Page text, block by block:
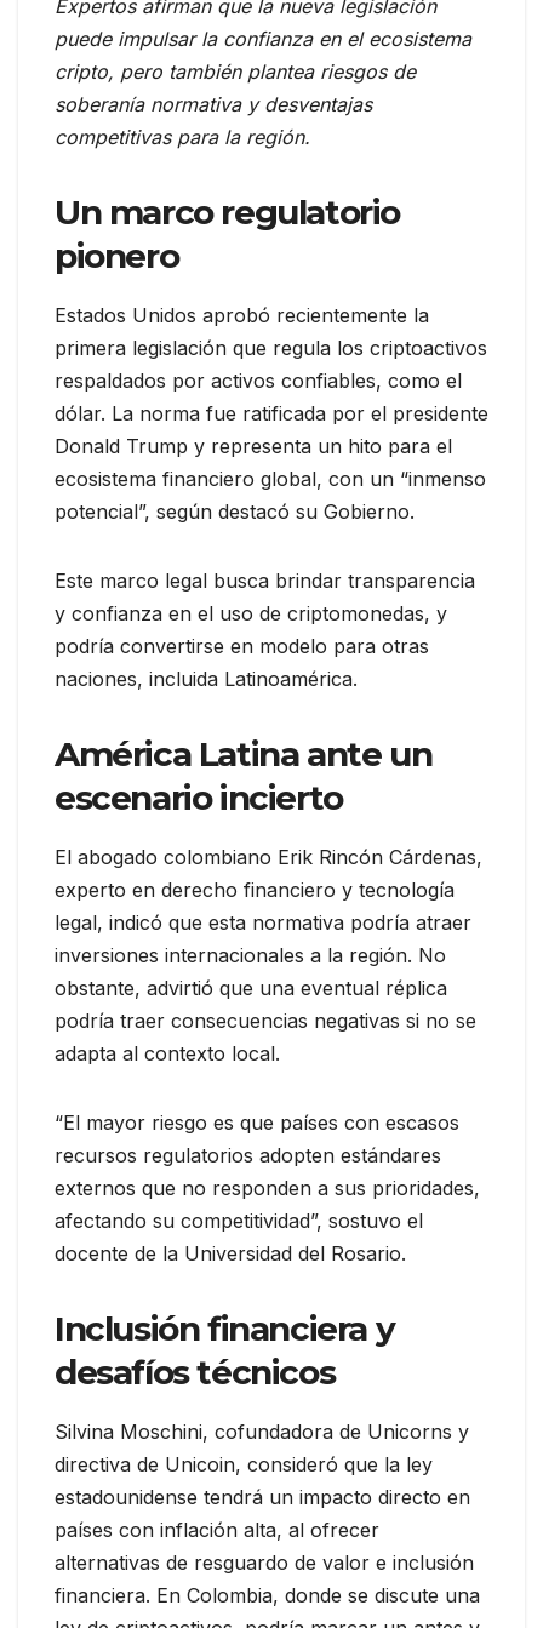
Expertos afirman que la nueva legislación
puede impulsar la confianza en el ecosistema
cripto, pero también plantea riesgos de
soberanía normativa y desventajas
competitivas para la región.
Un marco regulatorio
pionero
Estados Unidos aprobó recientemente la
primera legislación que regula los criptoactivos
respaldados por activos confiables, como el
dólar. La norma fue ratificada por el presidente
Donald Trump y representa un hito para el
ecosistema financiero global, con un “inmenso
potencial”, según destacó su Gobierno.
Este marco legal busca brindar transparencia
y confianza en el uso de criptomonedas, y
podría convertirse en modelo para otras
naciones, incluida Latinoamérica.
América Latina ante un
escenario incierto
El abogado colombiano Erik Rincón Cárdenas,
experto en derecho financiero y tecnología
legal, indicó que esta normativa podría atraer
inversiones internacionales a la región. No
obstante, advirtió que una eventual réplica
podría traer consecuencias negativas si no se
adapta al contexto local.
“El mayor riesgo es que países con escasos
recursos regulatorios adopten estándares
externos que no responden a sus prioridades,
afectando su competitividad”, sostuvo el
docente de la Universidad del Rosario.
Inclusión financiera y
desafíos técnicos
Silvina Moschini, cofundadora de Unicorns y
directiva de Unicoin, consideró que la ley
estadounidense tendrá un impacto directo en
países con inflación alta, al ofrecer
alternativas de resguardo de valor e inclusión
financiera. En Colombia, donde se discute una